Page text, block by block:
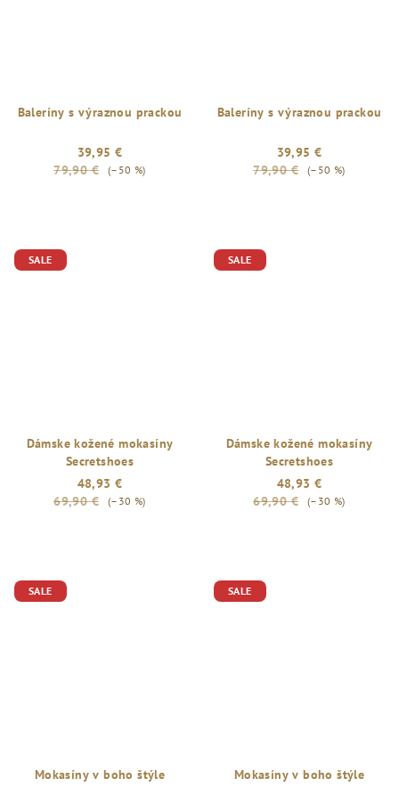
Baleríny s výraznou prackou
39,95 €
79,90 €
(–50 %)
Baleríny s výraznou prackou
39,95 €
79,90 €
(–50 %)
SALE
Dámske kožené mokasíny
Secretshoes
48,93 €
69,90 €
(–30 %)
SALE
Dámske kožené mokasíny
Secretshoes
48,93 €
69,90 €
(–30 %)
SALE
Mokasíny v boho štýle
SALE
Mokasíny v boho štýle